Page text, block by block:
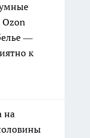
Ozon
—
к
на